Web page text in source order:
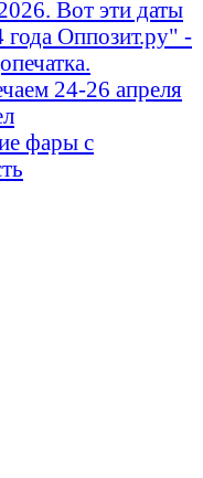
Вот эти даты
Оппозит.ру" -
24-26 апреля
фары с